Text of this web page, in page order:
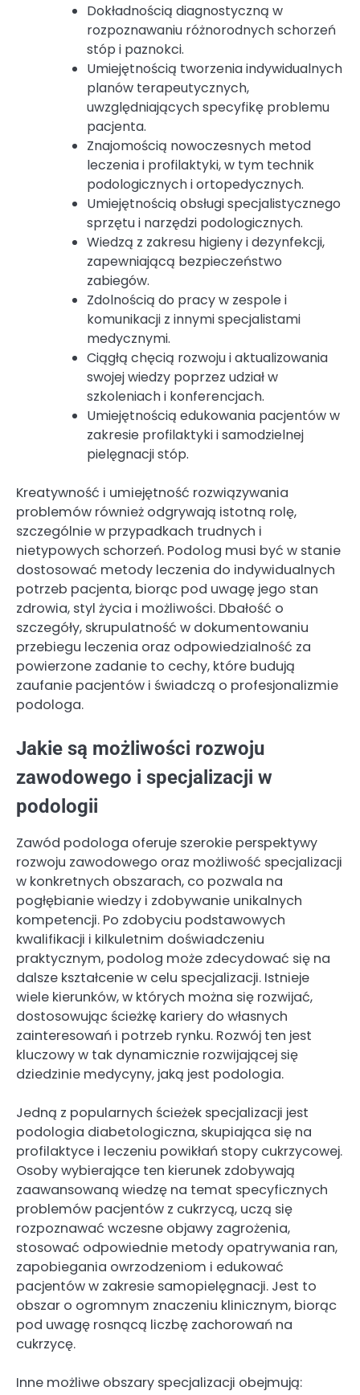
Dokładnością diagnostyczną w
rozpoznawaniu różnorodnych schorzeń
stóp i paznokci.
Umiejętnością tworzenia indywidualnych
planów terapeutycznych,
uwzględniających specyfikę problemu
pacjenta.
Znajomością nowoczesnych metod
leczenia i profilaktyki, w tym technik
podologicznych i ortopedycznych.
Umiejętnością obsługi specjalistycznego
sprzętu i narzędzi podologicznych.
Wiedzą z zakresu higieny i dezynfekcji,
zapewniającą bezpieczeństwo
zabiegów.
Zdolnością do pracy w zespole i
komunikacji z innymi specjalistami
medycznymi.
Ciągłą chęcią rozwoju i aktualizowania
swojej wiedzy poprzez udział w
szkoleniach i konferencjach.
Umiejętnością edukowania pacjentów w
zakresie profilaktyki i samodzielnej
pielęgnacji stóp.
Kreatywność i umiejętność rozwiązywania
problemów również odgrywają istotną rolę,
szczególnie w przypadkach trudnych i
nietypowych schorzeń. Podolog musi być w stanie
dostosować metody leczenia do indywidualnych
potrzeb pacjenta, biorąc pod uwagę jego stan
zdrowia, styl życia i możliwości. Dbałość o
szczegóły, skrupulatność w dokumentowaniu
przebiegu leczenia oraz odpowiedzialność za
powierzone zadanie to cechy, które budują
zaufanie pacjentów i świadczą o profesjonalizmie
podologa.
Jakie są możliwości rozwoju
zawodowego i specjalizacji w
podologii
Zawód podologa oferuje szerokie perspektywy
rozwoju zawodowego oraz możliwość specjalizacji
w konkretnych obszarach, co pozwala na
pogłębianie wiedzy i zdobywanie unikalnych
kompetencji. Po zdobyciu podstawowych
kwalifikacji i kilkuletnim doświadczeniu
praktycznym, podolog może zdecydować się na
dalsze kształcenie w celu specjalizacji. Istnieje
wiele kierunków, w których można się rozwijać,
dostosowując ścieżkę kariery do własnych
zainteresowań i potrzeb rynku. Rozwój ten jest
kluczowy w tak dynamicznie rozwijającej się
dziedzinie medycyny, jaką jest podologia.
Jedną z popularnych ścieżek specjalizacji jest
podologia diabetologiczna, skupiająca się na
profilaktyce i leczeniu powikłań stopy cukrzycowej.
Osoby wybierające ten kierunek zdobywają
zaawansowaną wiedzę na temat specyficznych
problemów pacjentów z cukrzycą, uczą się
rozpoznawać wczesne objawy zagrożenia,
stosować odpowiednie metody opatrywania ran,
zapobiegania owrzodzeniom i edukować
pacjentów w zakresie samopielęgnacji. Jest to
obszar o ogromnym znaczeniu klinicznym, biorąc
pod uwagę rosnącą liczbę zachorowań na
cukrzycę.
Inne możliwe obszary specjalizacji obejmują: